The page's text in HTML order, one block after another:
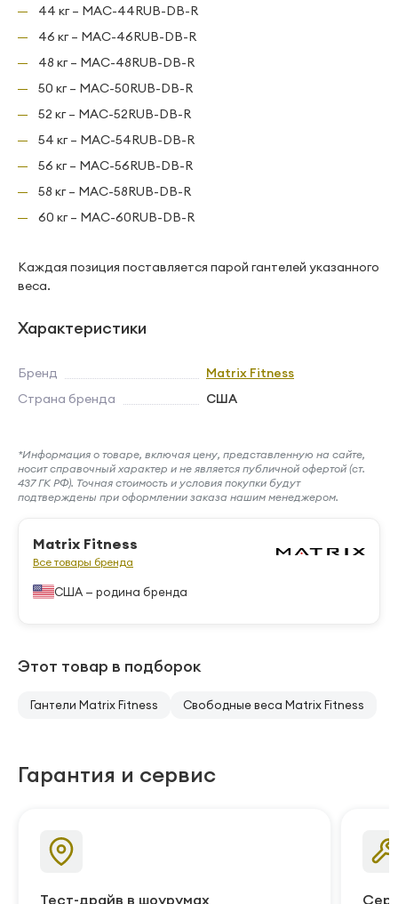
44 кг – MAC-44RUB-DB-R
46 кг – MAC-46RUB-DB-R
48 кг – MAC-48RUB-DB-R
50 кг – MAC-50RUB-DB-R
52 кг – MAC-52RUB-DB-R
54 кг – MAC-54RUB-DB-R
56 кг – MAC-56RUB-DB-R
58 кг – MAC-58RUB-DB-R
60 кг – MAC-60RUB-DB-R
Каждая позиция поставляется парой гантелей указанного
веса.
Характеристики
Бренд
Matrix Fitness
Страна бренда
США
*Информация о товаре, включая цену, представленную на сайте,
носит справочный характер и не является публичной офертой (ст.
437 ГК РФ). Точная стоимость и условия покупки будут
подтверждены при оформлении заказа нашим менеджером.
Matrix Fitness
Все товары бренда
США — родина бренда
Этот товар в подборок
Гантели Matrix Fitness Свободные веса Matrix Fitness
Гарантия и сервис
Тест-драйв в шоурумах